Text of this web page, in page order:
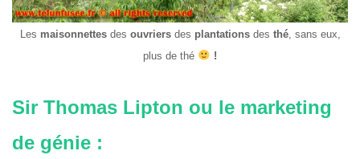
Les maisonnettesdes ouvriersdes plantationsdes thé, sans eux,
plus de thé
!
Sir Thomas Lipton ou le marketing
de génie :